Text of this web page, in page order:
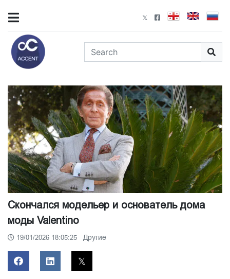
Скончался модельер и основатель дома
моды Valentino
19/01/2026 18:05:25 Другие